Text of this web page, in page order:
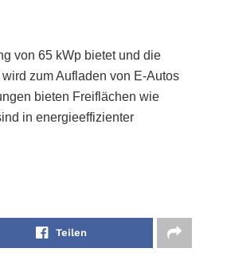
von 65 kWp bietet und die
zum Aufladen von E-Autos
bieten Freiflächen wie
in energieeffizienter
Teilen